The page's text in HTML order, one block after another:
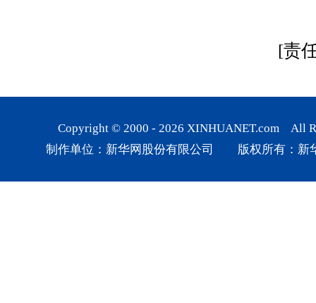
[责
Copyright © 2000 - 2026 XINHUANET.com All
制作单位：新华网股份有限公司 版权所有：新